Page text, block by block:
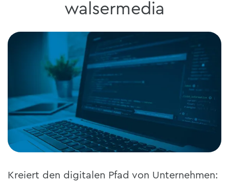
walsermedia
Kreiert den digitalen Pfad von Unternehmen: